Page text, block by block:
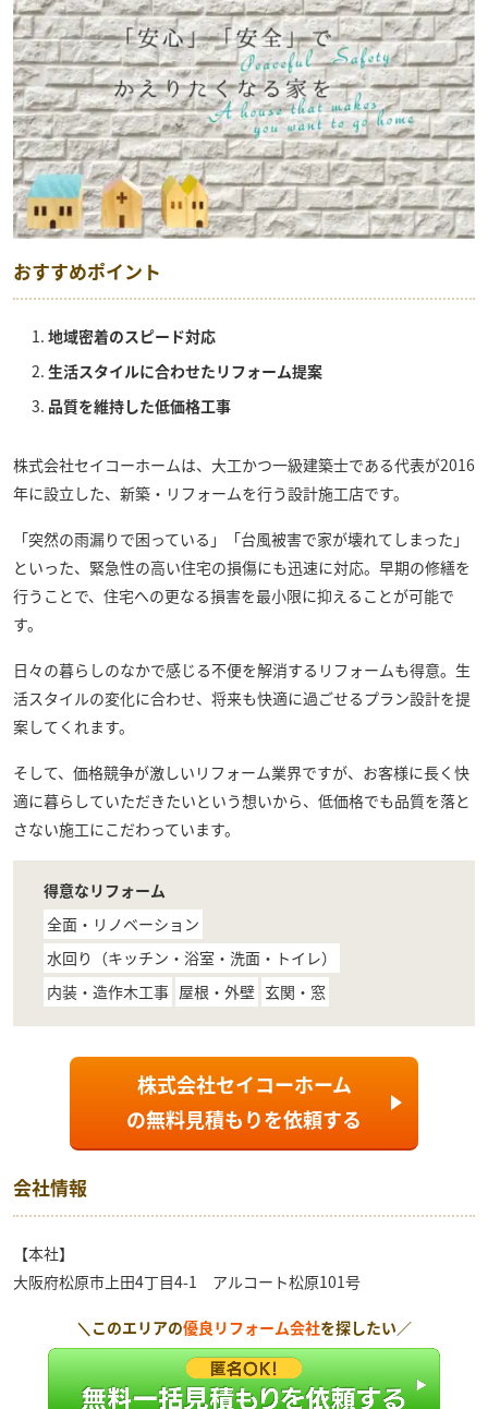
おすすめポイント
地域密着のスピード対応
生活スタイルに合わせたリフォーム提案
品質を維持した低価格工事
株式会社セイコーホームは、大工かつ一級建築士である代表が2016
年に設立した、新築・リフォームを行う設計施工店です。
「突然の雨漏りで困っている」「台風被害で家が壊れてしまった」
といった、緊急性の高い住宅の損傷にも迅速に対応。早期の修繕を
行うことで、住宅への更なる損害を最小限に抑えることが可能で
す。
日々の暮らしのなかで感じる不便を解消するリフォームも得意。生
活スタイルの変化に合わせ、将来も快適に過ごせるプラン設計を提
案してくれます。
そして、価格競争が激しいリフォーム業界ですが、お客様に長く快
適に暮らしていただきたいという想いから、低価格でも品質を落と
さない施工にこだわっています。
得意なリフォーム
全面・リノベーション
水回り（キッチン・浴室・洗面・トイレ）
内装・造作木工事 屋根・外壁 玄関・窓
株式会社セイコーホーム
の無料見積もりを依頼する
会社情報
【本社】
大阪府松原市上田4丁目4-1 アルコート松原101号
＼このエリアの優良リフォーム会社を探したい／